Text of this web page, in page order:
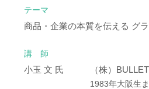
テーマ
商品・企業の本質を伝える グ
講 師
小玉 文 氏 （株）
1983年大阪生ま